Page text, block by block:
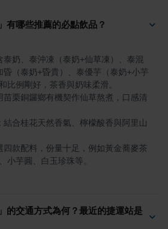
有哪些推薦的必點飲品？
泰奶、泰沖凍（泰奶+仙草凍）、泰混
昏（泰奶+昏貴）、泰優芋（泰奶+小芋
苗栗銅鑼鄉有機契作仙草熬煮，口感清
: 結合桂花天然香氣、檸檬酸香與阿里山
四款配料，份量十足，例如黃金蕎麥茶
小芋圓、白玉珍珠等。
的交通方式為何？最近的捷運站是